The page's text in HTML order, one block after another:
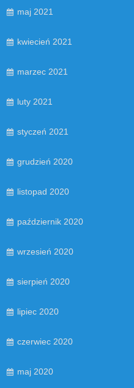
maj 2021
kwiecień 2021
marzec 2021
luty 2021
styczeń 2021
grudzień 2020
listopad 2020
październik 2020
wrzesień 2020
sierpień 2020
lipiec 2020
czerwiec 2020
maj 2020